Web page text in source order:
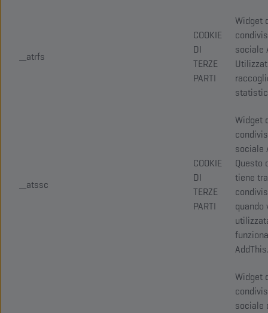
__atrfs
COOKIE
DI
TERZE
PARTI
Widget
sociale
__atssc
COOKIE
DI
TERZE
PARTI
Widget
sociale
Questo
tiene
quando
AddThis.
Widget
sociale